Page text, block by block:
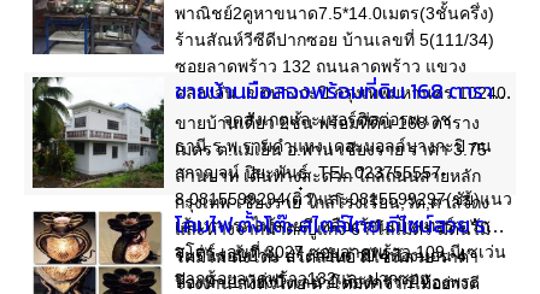
พาณิชย์2คูหาขนาด7.5*14.0เมตร(3ชั้นครึ่ง)
ร้านสัณห์วีซีดีปากซอย บ้านเลขที่ 5(111/34)
ซอยลาดพร้าว 132 ถนนลาดพร้าว แขวง
คลองจั่น เขตบางกะปิ กรุงเทพมหานคร 10240
จุดสังเกตุและเบอร์ติดต่อรพ.เวช
ธานี,ร.พ.รามคำแหง,เดอะมอลล์บางกะปิ กน
กกาญจน์ ปิยะพันธ์ TEL.023755557-
8,0815599294(ติ๋ว)และ0815599297(ชัย)แนว
เส้นทางรถไฟสายสีเหลืองร้านเบ็ทเทอร์ ดรัก
สโตร์ เลขที่ 3027 ซอยลาดพร้าว 109 มีเซเว่น
ปากซอยลาดพร้าว132และปากซอย
ขายบ้านมือสองพร้อมที่ดิน 168 ตารางวา อ.พาน เชียงราย ราคา 3.75 ล้านบาท
ขายบ้านเดี่ยว 2ชั้น พร้อมที่ดิน 168 ตาราง
เมตร ต.แม่เย็น อ.พาน เชียงราย ราคา 3.75
ล้านบาท เดินทางสะดวก ใกล้ถนนสายหลัก
กรุงเทพ-เชียงราย ใกล้โรงเรียน,วัด,ศาลจี้กง
และห่างจากน้ำตกปูแกง 6 กิโลเมตร มีต้นไม้
ร่มรื่นรอบบ้าน ประกอบด้วย 4ห้องนอน 4
ห้องน้ำ 1 ห้องนั่งเล่น 1 ห้องครัว 1 ห้องพระ
โคมไฟ ตั้งโต๊ะ สไตล์ไทย ดีไซน์สวย ราคาโรงงาน ส่งทั่วไทย
โคมไฟ ตั้งโต๊ะ สไตล์ไทย ดีไซน์สวย ราคา
โรงงาน ส่งทั่วไทย ตัวโคมทำจากไม้อย่างดี